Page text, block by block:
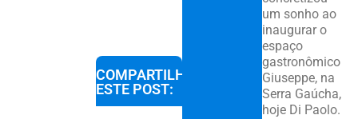
COMPARTILHE
ESTE POST:
um sonho ao
inaugurar o
espaço
gastronômico
Giuseppe, na
Serra Gaúcha,
hoje Di Paolo.